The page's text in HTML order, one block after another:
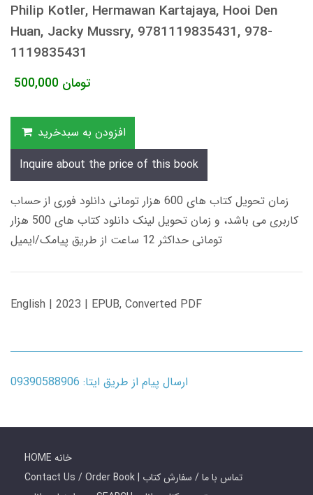
Philip Kotler, Hermawan Kartajaya, Hooi Den
Huan, Jacky Mussry, 9781119835431, 978-
1119835431
500,000 تومان
افزودن به سبدخرید
Inquire about the price of this book
زمان تحویل کتاب های 600 هزار تومانی دانلود فوری از حساب
کاربری می باشد، و زمان تحویل لینک دانلود کتاب های 500 هزار
تومانی حداکثر 12 ساعت از طریق پیامک/ایمیل
English | 2023 | EPUB, Converted PDF
ارسال پیام از طریق ایتا: 09390588906
HOME خانه
Contact Us / Order Book | تماس با ما / سفارش کتاب